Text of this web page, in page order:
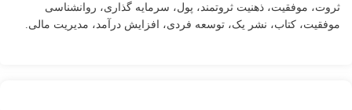
ثروت، موفقیت، ذهنیت ثروتمند، پول، سرمایه گذاری، روانشناسی
موفقیت، کتاب، نشر یک، توسعه فردی، افزایش درآمد، مدیریت مالی.